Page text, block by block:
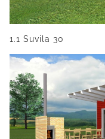
1.1 Suvila 30